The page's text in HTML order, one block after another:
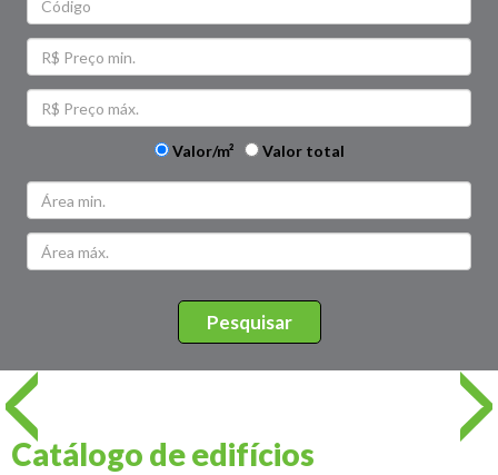
Valor/m² Valor total
Catálogo de edifícios